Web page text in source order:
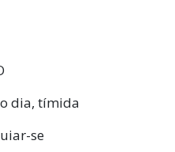
dia, tímida
se